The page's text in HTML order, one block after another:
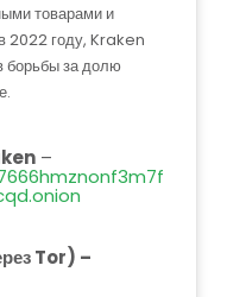
товарами и
2022 году, Kraken
борьбы за долю
–
Tor) –